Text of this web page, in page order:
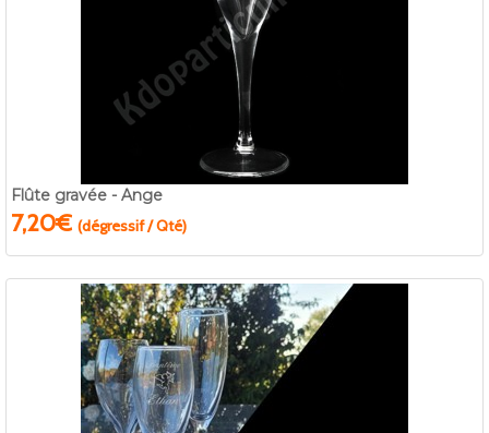
Flûte gravée - Ange
7,20€ (dégressif / Qté)